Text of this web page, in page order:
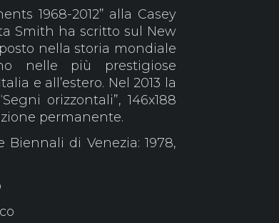
1968-2012” alla Casey
Smith ha scritto sul New
nella storia mondiale
nelle più prestigiose
e all’estero. Nel 2013 la
orizzontali”, 146x188
permanente.
di Venezia: 1978,